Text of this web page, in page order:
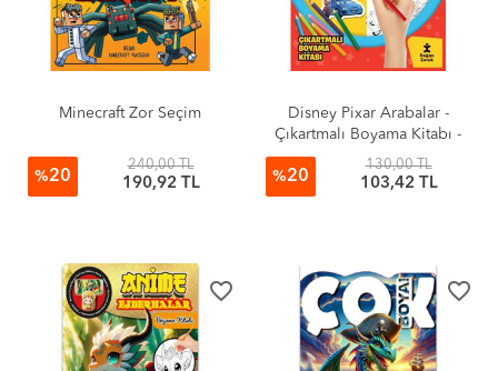
Minecraft Zor Seçim
%20
240,00 TL
190,92 TL
Disney Pixar Arabalar -
Çıkartmalı Boyama Kitabı -
Maketini Yap ve Oyna!
%20
130,00 TL
103,42 TL
favorite_border favorite_border